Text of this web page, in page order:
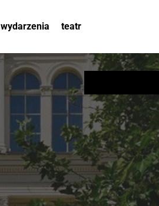
wydarzenia
wuchta wiary. portret
publiczności
queerfest
wiera gran.
#slowoktorezabija
nasze obce. rozmowy
o wnętrzu i zewnętrzu
polskości.
konferencja teatr od}
teatr
historia
albo ma się teatr, albo
ma się spokój: serial
sceny
zespół
partnerzy
orkiestra antraktowa
dokumenty